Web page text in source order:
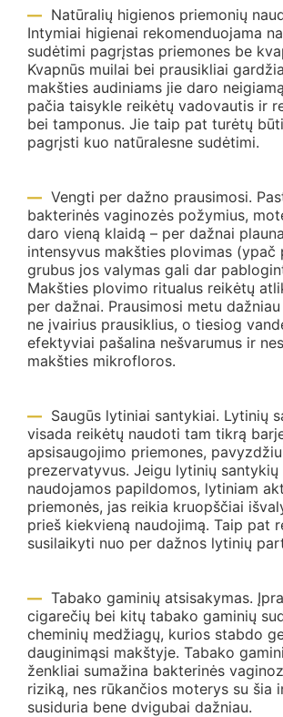
Natūralių higienos priemonių
Intymiai higienai rekomenduojama
sudėtimi pagrįstas priemones be
Kvapnūs muilai bei prausikliai
makšties audiniams jie daro
pačia taisykle reikėtų vadovautis ir
bei tamponus. Jie taip pat turėtų
pagrįsti kuo natūralesne sudėtimi.
Vengti per dažno prausimosi.
bakterinės vaginozės požymius,
daro vieną klaidą – per dažnai
intensyvus makšties plovimas (ypač
grubus jos valymas gali dar
Makšties plovimo ritualus reikėtų
per dažnai. Prausimosi metu
ne įvairius prausiklius, o tiesiog
efektyviai pašalina nešvarumus ir
makšties mikrofloros.
Saugūs lytiniai santykiai. Lytinių
visada reikėtų naudoti tam tikrą
apsisaugojimo priemones,
prezervatyvus. Jeigu lytinių santykių
naudojamos papildomos, lytiniam
priemonės, jas reikia kruopščiai
prieš kiekvieną naudojimą. Taip pat
susilaikyti nuo per dažnos lytinių
Tabako gaminių atsisakymas.
cigarečių bei kitų tabako gaminių
cheminių medžiagų, kurios stabdo
dauginimąsi makštyje. Tabako
ženkliai sumažina bakterinės
riziką, nes rūkančios moterys su šia
susiduria bene dvigubai dažniau.